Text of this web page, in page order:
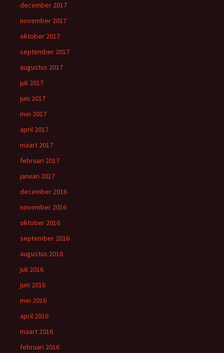
december 2017
november 2017
oktober 2017
september 2017
augustus 2017
juli 2017
juni 2017
mei 2017
april 2017
maart 2017
februari 2017
januari 2017
december 2016
november 2016
oktober 2016
september 2016
augustus 2016
juli 2016
juni 2016
mei 2016
april 2016
maart 2016
februari 2016